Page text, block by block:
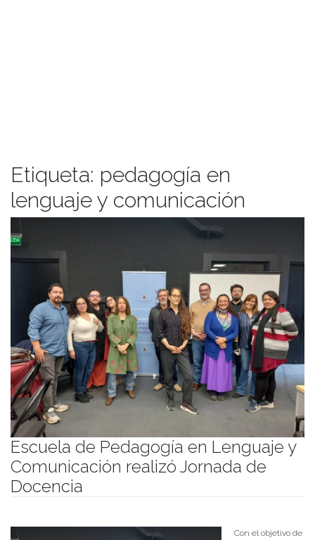
Etiqueta: pedagogía en
lenguaje y comunicación
Escuela de Pedagogía en Lenguaje y
Comunicación realizó Jornada de
Docencia
Con el objetivo de